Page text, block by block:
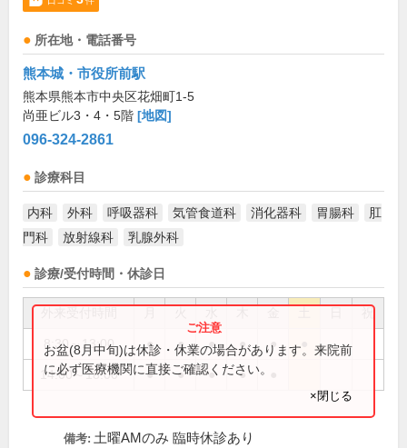
所在地・電話番号
熊本城・市役所前駅
熊本県熊本市中央区花畑町1-5
尚亜ビル3・4・5階 [地図]
096-324-2861
診療科目
内科 外科 呼吸器科 気管食道科 消化器科 胃腸科
肛
門科
放射線科 乳腺外科
診療/受付時間・休診日
祝
8:30～13:00 ● ● ● ● ●
14:00～18:00 ● ● ● ●
お盆(8月中旬)は休診・休業の場合があります。来院前
に必ず医療機関に直接ご確認ください。
×閉じる
備考: 土曜AMのみ 臨時休診あり